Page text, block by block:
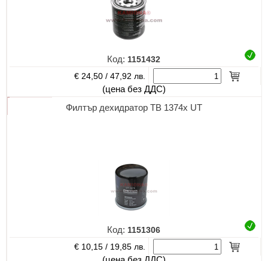
Код: 1151432
€ 24,50 /47,92 лв.
(цена без ДДС)
Филтър дехидратор TB 1374х UT
Код: 1151306
€ 10,15 / 19,85 лв.